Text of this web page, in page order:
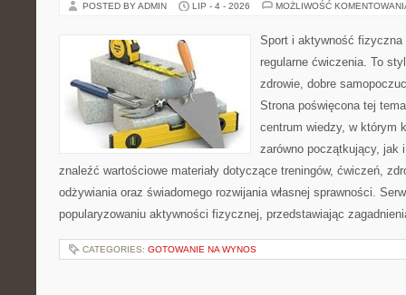
POSTED BY ADMIN LIP - 4 - 2026 MOŻLIWOŚĆ
Sport i aktywność
regularne ćwiczenia. To
zdrowie, dobre
Strona poświęcona tej
centrum wiedzy, w którym
zarówno początkujący, jak
znaleźć wartościowe materiały dotyczące treningów, ćwiczeń,
odżywiania oraz świadomego rozwijania własnej sprawności.
popularyzowaniu aktywności fizycznej, przedstawiając
CATEGORIES: GOTOWANIE NA WYNOS